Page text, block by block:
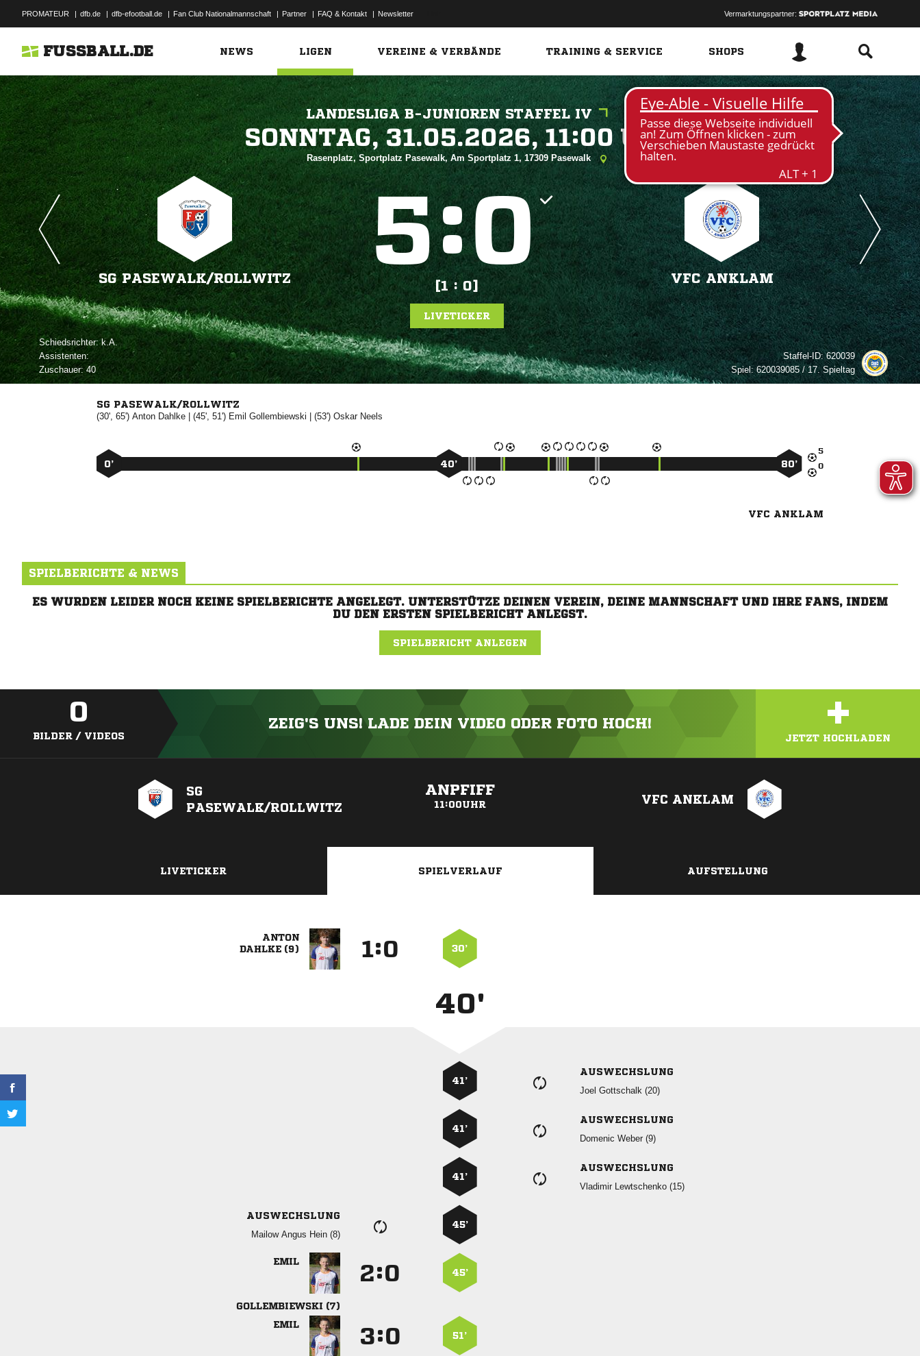
PROMATEUR | dfb.de | dfb-efootball.de | Fan Club Nationalmannschaft | Partner | FAQ & Kontakt | Newsletter Vermarktungspartner:
FUSSBALL.DE NEWS LIGEN VEREINE & VERBÄNDE TRAINING & SERVICE SHOPS
LANDESLIGA B-JUNIOREN STAFFEL IV
   
Rasenplatz, Sportplatz Pasewalk, Am Sportplatz 1, 17309 Pasewalk
SG PASEWALK/​ROLLWITZ
:
[1 : 0]
VFC ANKLAM
LIVETICKER
Schiedsrichter:
Assistenten:
Zuschauer:40
Staffel-ID:620039
Spiel:620039085 / 17. Spieltag
SG PASEWALK/ROLLWITZ
(30', 65') | (45', 51')   | (53') 


0’ 40’ 80’
VFC ANKLAM
SPIELBERICHTE & NEWS
ES WURDEN LEIDER NOCH KEINE SPIELBERICHTE ANGELEGT. UNTERSTÜTZE DEINEN VEREIN, DEINE MANNSCHAFT UND IHRE FANS, INDEM
DU DEN ERSTEN SPIELBERICHT ANLEGST.
SPIELBERICHT ANLEGEN
0
BILDER / VIDEOS
ZEIG'S UNS! LADE DEIN VIDEO ODER FOTO HOCH! +
JETZT HOCHLADEN
SG
PASEWALK/ROLLWITZ
ANPFIFF
11:00UHR VFC ANKLAM
LIVETICKER SPIELVERLAUF AUFSTELLUNG

 
: 30’
40'
41’
AUSWECHSLUNG
  
41’
AUSWECHSLUNG
  
41’
AUSWECHSLUNG
  
AUSWECHSLUNG
   
45’

 
: 45’
 : 51’